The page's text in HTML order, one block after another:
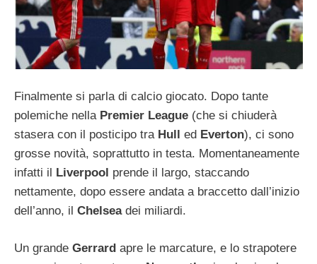
Finalmente si parla di calcio giocato. Dopo tante
polemiche nellaPremier League (che si chiuderà
stasera con il posticipo tra Hull ed Everton), ci sono
grosse novità, soprattutto in testa. Momentaneamente
infatti il
Liverpool prende il largo, staccando
nettamente, dopo essere andata a braccetto dall’inizio
dell’anno, il Chelsea dei miliardi.
Un grande Gerrard apre le marcature, e lo strapotere